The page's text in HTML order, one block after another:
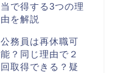
当で得する3つの理
由を解説
公務員は再休職可
能？同じ理由で２
回取得できる？疑